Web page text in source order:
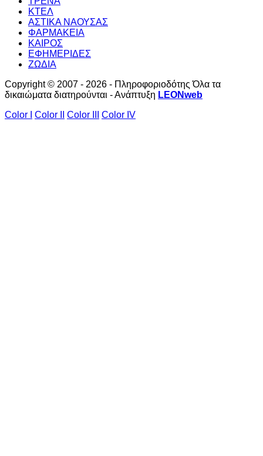
ΚΤΕΛ
ΑΣΤΙΚΑ ΝΑΟΥΣΑΣ
ΦΑΡΜΑΚΕΙΑ
ΚΑΙΡΟΣ
ΕΦΗΜΕΡΙΔΕΣ
ΖΩΔΙΑ
Copyright © 2007 - 2026 - Πληροφοριοδότης Όλα τα
δικαιώματα διατηρούνται - Ανάπτυξη LEONweb
Color I
Color II Color III Color IV